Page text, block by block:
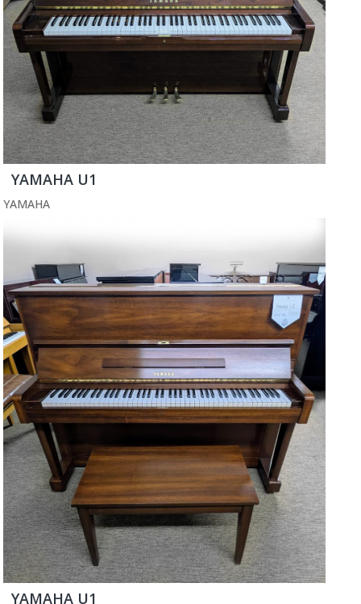
YAMAHA U1
YAMAHA
YAMAHA U1